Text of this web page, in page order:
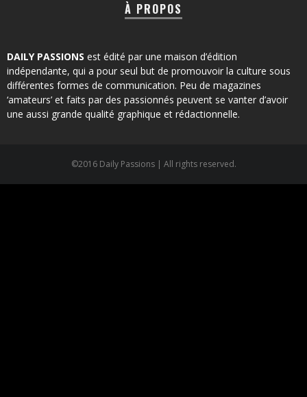
À PROPOS
DAILY PASSIONS est édité par une maison d’édition
indépendante, qui a pour seul but de promouvoir la culture sous
différentes formes de communication. Peu de magazines
‘amateurs’ et faits par des passionnés peuvent se vanter d’avoir
une aussi grande qualité graphique et rédactionnelle.
©2016 Daily Passions | All rights reserved.